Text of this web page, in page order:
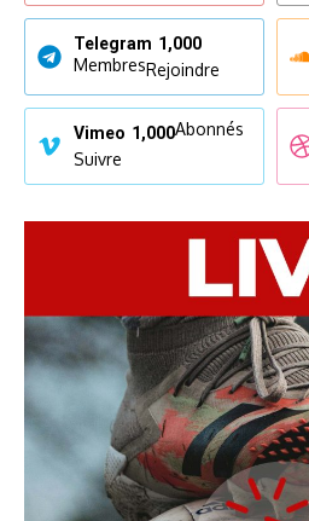
Telegram 1,000
MembresRejoindre
Vimeo 1,000Abonnés
Suivre